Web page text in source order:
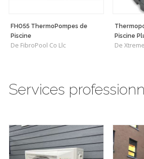
FH055 ThermoPompes de
Piscine
De FibroPool Co Llc
Piscine
De
Services